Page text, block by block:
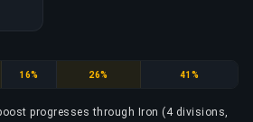
Gold
16% Platinum
26% Emerald
41%
progresses through Iron (4 divisions,